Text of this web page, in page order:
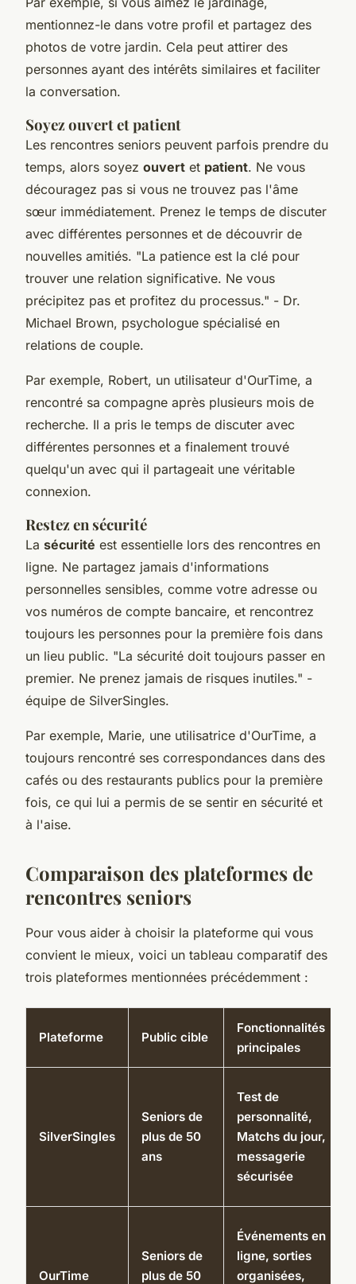
mentionnez-le dans votre profil et partagez des
photos de votre jardin. Cela peut attirer des
personnes ayant des intérêts similaires et faciliter
la conversation.
Soyez ouvert et patient
Les rencontres seniors peuvent parfois prendre du
temps, alors soyez ouvert et patient. Ne vous
découragez pas si vous ne trouvez pas l'âme
sœur immédiatement. Prenez le temps de discuter
avec différentes personnes et de découvrir de
nouvelles amitiés. "La patience est la clé pour
trouver une relation significative. Ne vous
précipitez pas et profitez du processus." - Dr.
Michael Brown, psychologue spécialisé en
relations de couple.
Par exemple, Robert, un utilisateur d'OurTime, a
rencontré sa compagne après plusieurs mois de
recherche. Il a pris le temps de discuter avec
différentes personnes et a finalement trouvé
quelqu'un avec qui il partageait une véritable
connexion.
Restez en sécurité
La sécurité est essentielle lors des rencontres en
ligne. Ne partagez jamais d'informations
personnelles sensibles, comme votre adresse ou
vos numéros de compte bancaire, et rencontrez
toujours les personnes pour la première fois dans
un lieu public. "La sécurité doit toujours passer en
premier. Ne prenez jamais de risques inutiles." -
équipe de SilverSingles.
Par exemple, Marie, une utilisatrice d'OurTime, a
toujours rencontré ses correspondances dans des
cafés ou des restaurants publics pour la première
fois, ce qui lui a permis de se sentir en sécurité et
à l'aise.
Comparaison des plateformes de
rencontres seniors
Pour vous aider à choisir la plateforme qui vous
convient le mieux, voici un tableau comparatif des
trois plateformes mentionnées précédemment :
Plateforme Public cible
Fonctionnalités
principales
SilverSingles
Seniors de
plus de 50
ans
Test de
personnalité,
Matchs du jour,
messagerie
sécurisée
OurTime
Seniors de
plus de 50
Événements en
ligne, sorties
organisées,